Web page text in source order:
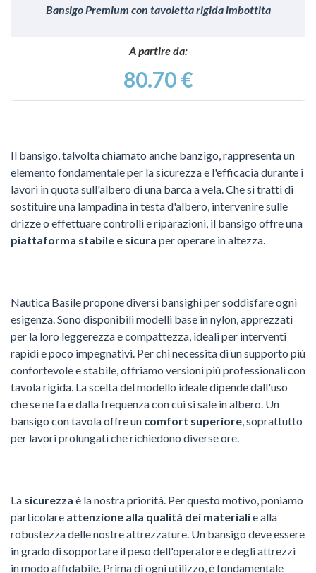
Bansigo Premium con tavoletta rigida imbottita
A partire da:
80.70 €
Il bansigo, talvolta chiamato anche banzigo, rappresenta un
elemento fondamentale per la sicurezza e l'efficacia durante i
lavori in quota sull'albero di una barca a vela. Che si tratti di
sostituire una lampadina in testa d'albero, intervenire sulle
drizze o effettuare controlli e riparazioni, il bansigo offre una
piattaforma stabile e sicura per operare in altezza.
Nautica Basile propone diversi bansighi per soddisfare ogni
esigenza. Sono disponibili modelli base in nylon, apprezzati
per la loro leggerezza e compattezza, ideali per interventi
rapidi e poco impegnativi. Per chi necessita di un supporto più
confortevole e stabile, offriamo versioni più professionali con
tavola rigida. La scelta del modello ideale dipende dall'uso
che se ne fa e dalla frequenza con cui si sale in albero. Un
bansigo con tavola offre un comfort superiore , soprattutto
per lavori prolungati che richiedono diverse ore.
La sicurezza è la nostra priorità. Per questo motivo, poniamo
particolare attenzione alla qualità dei materialie alla
robustezza delle nostre attrezzature. Un bansigo deve essere
in grado di sopportare il peso dell'operatore e degli attrezzi
in modo affidabile. Prima di ogni utilizzo, è fondamentale